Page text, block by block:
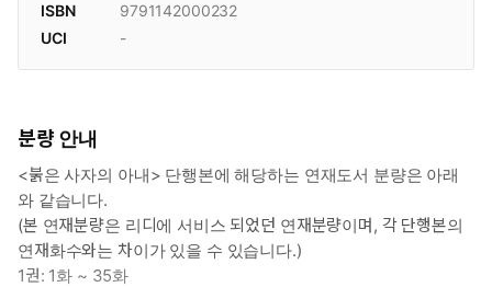
ISBN
9791142000232
UCI
-
분량 안내
<붉은 사자의 아내> 단행본에 해당하는 연재도서 분량은 아래
와 같습니다.
(본 연재분량은 리디에 서비스 되었던 연재분량이며, 각 단행본의
연재화수와는 차이가 있을 수 있습니다.)
1권: 1화 ~ 35화